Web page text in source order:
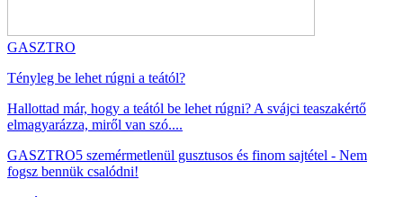
GASZTRO
Tényleg be lehet rúgni a teától?
Hallottad már, hogy a teától be lehet rúgni? A svájci teaszakértő
elmagyarázza, miről van szó....
GASZTRO5 szemérmetlenül gusztusos és finom sajtétel - Nem
fogsz bennük csalódni!